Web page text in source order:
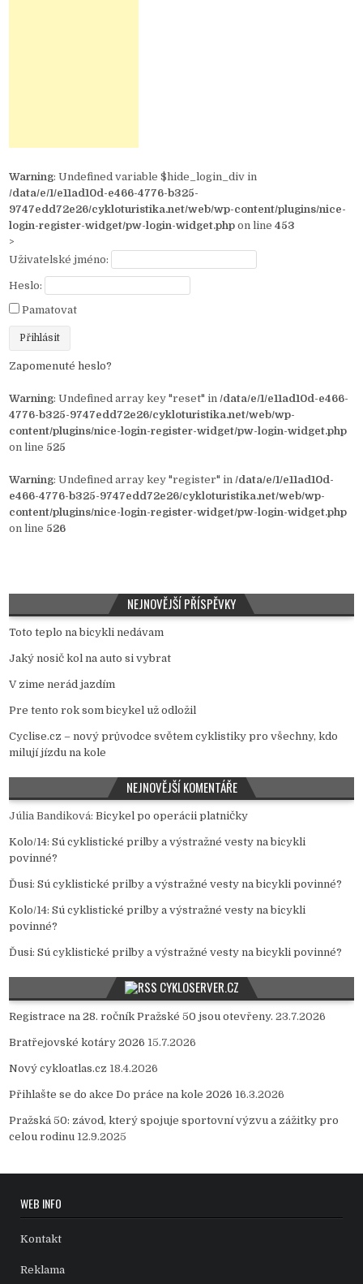
Warning: Undefined variable $hide_login_div in
/data/e/1/e11ad10d-e466-4776-b325-
9747edd72e26/cykloturistika.net/web/wp-content/plugins/nice-
login-register-widget/pw-login-widget.php on line453
>
Uživatelské jméno:
Heslo:
Pamatovat
Zapomenuté heslo?
Warning: Undefined array key "reset" in/data/e/1/e11ad10d-e466-
4776-b325-9747edd72e26/cykloturistika.net/web/wp-
content/plugins/nice-login-register-widget/pw-login-widget.php
on line 525
Warning: Undefined array key "register" in/data/e/1/e11ad10d-
e466-4776-b325-9747edd72e26/cykloturistika.net/web/wp-
content/plugins/nice-login-register-widget/pw-login-widget.php
on line 526
NEJNOVĚJŠÍ PŘÍSPĚVKY
Toto teplo na bicykli nedávam
Jaký nosič kol na auto si vybrat
V zime nerád jazdím
Pre tento rok som bicykel už odložil
Cyclise.cz – nový průvodce světem cyklistiky pro všechny, kdo
milují jízdu na kole
NEJNOVĚJŠÍ KOMENTÁŘE
Júlia Bandiková:Bicykel po operácii platničky
Kolo/14:Sú cyklistické prilby a výstražné vesty na bicykli
povinné?
Ďusi:Sú cyklistické prilby a výstražné vesty na bicykli povinné?
Kolo/14:Sú cyklistické prilby a výstražné vesty na bicykli
povinné?
Ďusi:Sú cyklistické prilby a výstražné vesty na bicykli povinné?
CYKLOSERVER.CZ
Registrace na 28. ročník Pražské 50 jsou otevřeny. 23.7.2026
Bratřejovské kotáry 2026 15.7.2026
Nový cykloatlas.cz 18.4.2026
Přihlašte se do akce Do práce na kole 2026 16.3.2026
Pražská 50: závod, který spojuje sportovní výzvu a zážitky pro
celou rodinu 12.9.2025
WEB INFO
Kontakt
Reklama